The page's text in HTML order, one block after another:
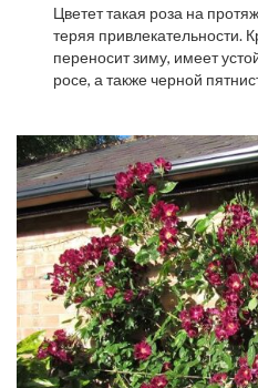
Цветет такая роза на
теряя привлекательности.
переносит зиму, имеет
росе, а также черной